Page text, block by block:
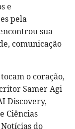
e
pela
sua
comunicação
o coração,
Samer Agi
Discovery,
Ciências
do